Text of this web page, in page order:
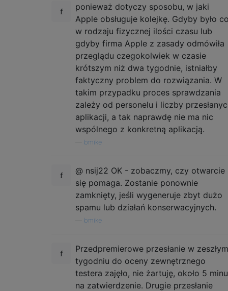
ponieważ dotyczy sposobu, w jaki
Apple obsługuje kolejkę. Gdyby było
w rodzaju fizycznej ilości czasu lub
gdyby firma Apple z zasady odmówiła
przeglądu czegokolwiek w czasie
krótszym niż dwa tygodnie, istniałby
faktyczny problem do rozwiązania. W
takim przypadku proces sprawdzania
zależy od personelu i liczby
aplikacji, a tak naprawdę nie ma nic
wspólnego z konkretną aplikacją.
bmike
@ nsij22 OK - zobaczmy, czy otwarcie
się pomaga. Zostanie ponownie
zamknięty, jeśli wygeneruje zbyt dużo
spamu lub działań konserwacyjnych.
bmike
Przedpremierowe przesłanie w zeszłym
tygodniu do oceny zewnętrznego
testera zajęło, nie żartuję, około 5
na zatwierdzenie. Drugie przesłanie